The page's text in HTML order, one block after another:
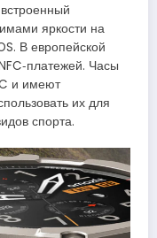
яркости на
В европейской
Часы
и имеют
их для
спорта.